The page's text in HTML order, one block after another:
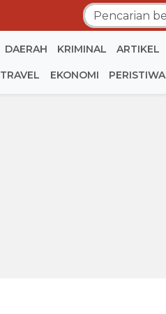
DAERAH KRIMINAL ARTIKEL
TRAVEL EKONOMI PERISTIWA